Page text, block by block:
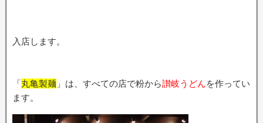
入店します。
「丸亀製麺 」は、すべての店で粉から讃岐うどんを作ってい
ます。